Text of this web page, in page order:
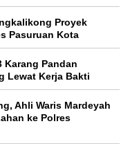
Proyek
Pasuruan Kota
Karang Pandan
Lewat Kerja Bakti
Ahli Waris Mardeyah
ke Polres